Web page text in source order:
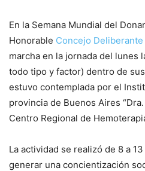
En la Semana Mundial del
Honorable Concejo
marcha en la jornada del lunes
todo tipo y factor) dentro de
estuvo contemplada por el
provincia de Buenos Aires
Centro Regional de
La actividad se realizó de 8 a
generar una concientización